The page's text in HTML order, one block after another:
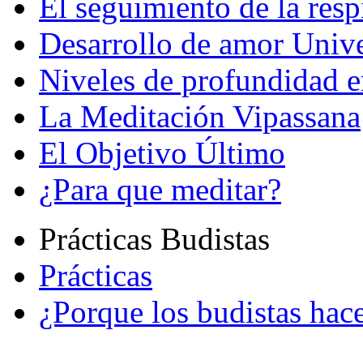
Desarrollo de amor
Niveles de profundidad
La Meditación Vipassana
El Objetivo Último
¿Para que meditar?
Prácticas Budistas
Prácticas
¿Porque los budistas